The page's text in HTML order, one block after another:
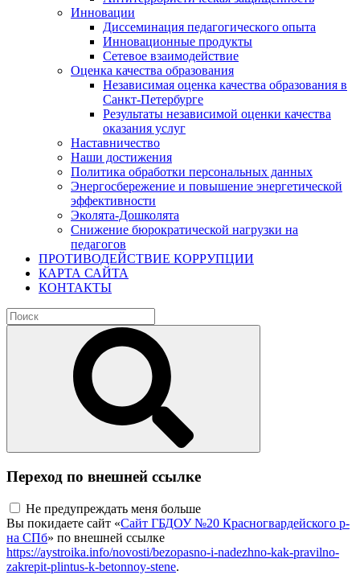
Инновации
Диссеминация педагогического опыта
Инновационные продукты
Сетевое взаимодействие
Оценка качества образования
Независимая оценка качества образования в
Санкт-Петербурге
Результаты независимой оценки качества
оказания услуг
Наставничество
Наши достижения
Политика обработки персональных данных
Энергосбережение и повышение энергетической
эффективности
Эколята-Дошколята
Снижение бюрократической нагрузки на
педагогов
ПРОТИВОДЕЙСТВИЕ КОРРУПЦИИ
КАРТА САЙТА
КОНТАКТЫ
Переход по внешней ссылке
Не предупреждать меня больше
Вы покидаете сайт «Сайт ГБДОУ №20 Красногвардейского р-
на СПб» по внешней ссылке
https://aystroika.info/novosti/bezopasno-i-nadezhno-kak-pravilno-
zakrepit-plintus-k-betonnoy-stene.